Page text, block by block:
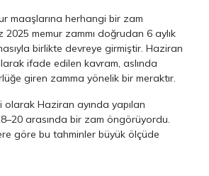
maaşlarına herhangi bir zam
2025 memur zammı doğrudan 6 aylık
birlikte devreye girmiştir. Haziran
ifade edilen kavram, aslında
giren zamma yönelik bir meraktır.
olarak Haziran ayında yapılan
arasında bir zam öngörüyordu.
göre bu tahminler büyük ölçüde